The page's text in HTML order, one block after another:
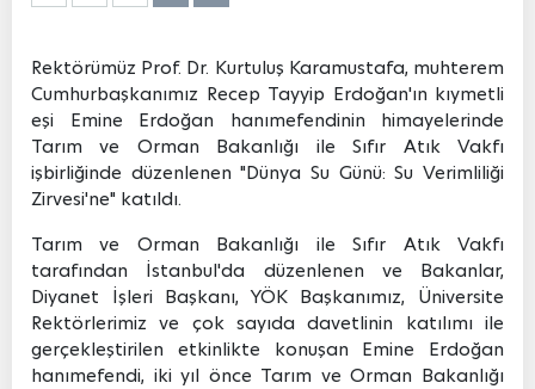
Rektörümüz Prof. Dr. Kurtuluş Karamustafa, muhterem
Cumhurbaşkanımız Recep Tayyip Erdoğan'ın kıymetli
eşi Emine Erdoğan hanımefendinin himayelerinde
Tarım ve Orman Bakanlığı ile Sıfır Atık Vakfı
işbirliğinde düzenlenen "Dünya Su Günü: Su Verimliliği
Zirvesi'ne" katıldı.
Tarım ve Orman Bakanlığı ile Sıfır Atık Vakfı
tarafından İstanbul'da düzenlenen ve Bakanlar,
Diyanet İşleri Başkanı, YÖK Başkanımız, Üniversite
Rektörlerimiz ve çok sayıda davetlinin katılımı ile
gerçekleştirilen etkinlikte konuşan Emine Erdoğan
hanımefendi, iki yıl önce Tarım ve Orman Bakanlığı